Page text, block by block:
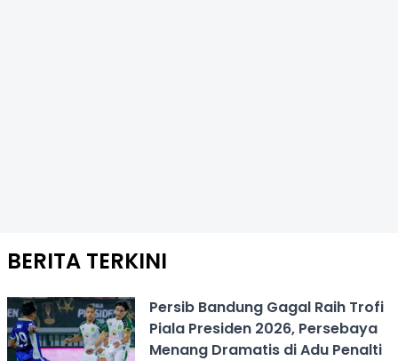
BERITA TERKINI
Persib Bandung Gagal Raih Trofi
Piala Presiden 2026, Persebaya
Menang Dramatis di Adu Penalti